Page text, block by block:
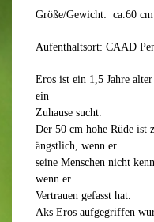
Größe/Gewicht: ca.60 cm
Aufenthaltsort: CAAD
Eros ist ein 1,5 Jahre
ein
Zuhause sucht.
Der 50 cm hohe Rüde ist
ängstlich, wenn er
seine Menschen nicht
wenn er
Vertrauen gefasst hat.
Aks Eros aufgegriffen